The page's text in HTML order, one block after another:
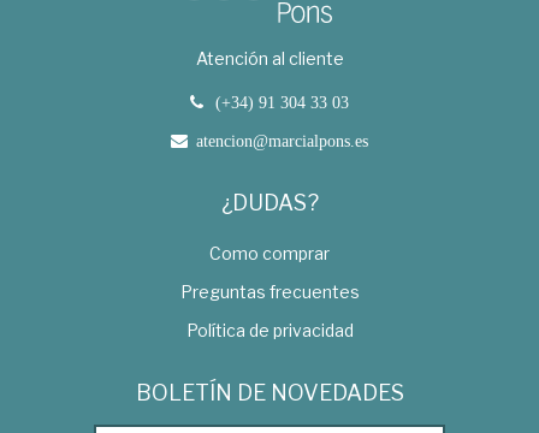
Atención al cliente
(+34) 91 304 33 03
atencion@marcialpons.es
¿DUDAS?
Como comprar
Preguntas frecuentes
Política de privacidad
BOLETÍN DE NOVEDADES